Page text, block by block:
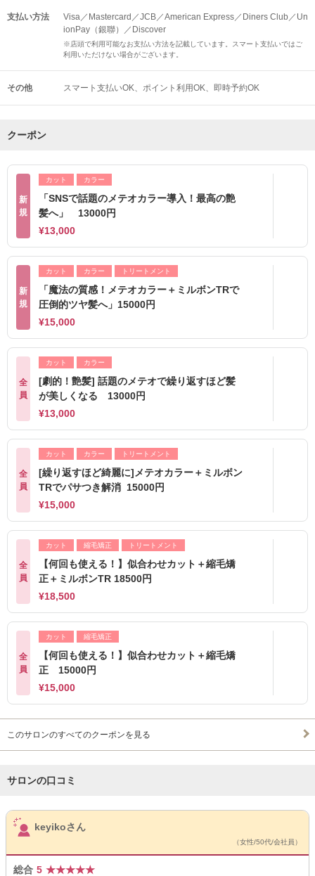
支払い方法
Visa／Mastercard／JCB／American Express／Diners Club／Un
ionPay（銀聯）／Discover
※店頭で利用可能なお支払い方法を記載しています。スマート支払いではご
利用いただけない場合がございます。
その他 スマート支払いOK ポイント利用OK 即時予約OK
クーポン
新
規
カット カラー
「SNSで話題のメテオカラー導入！最高の艶
髪へ」 13000円
¥13,000
新
規
カット カラー トリートメント
「魔法の質感！メテオカラー＋ミルボンTRで
圧倒的ツヤ髪へ」15000円
¥15,000
全
員
カット カラー
[劇的！艶髪] 話題のメテオで繰り返すほど髪
が美しくなる 13000円
¥13,000
全
員
カット カラー トリートメント
[繰り返すほど綺麗に]メテオカラー＋ミルボン
TRでパサつき解消 15000円
¥15,000
全
員
カット 縮毛矯正 トリートメント
【何回も使える！】似合わせカット＋縮毛矯
正＋ミルボンTR 18500円
¥18,500
全
員
カット 縮毛矯正
【何回も使える！】似合わせカット＋縮毛矯
正 15000円
¥15,000
このサロンのすべてのクーポンを見る
サロンの口コミ
サロンPick Up
keyikoさん
（女性/50代/会社員）
総合 5 ★★★★★